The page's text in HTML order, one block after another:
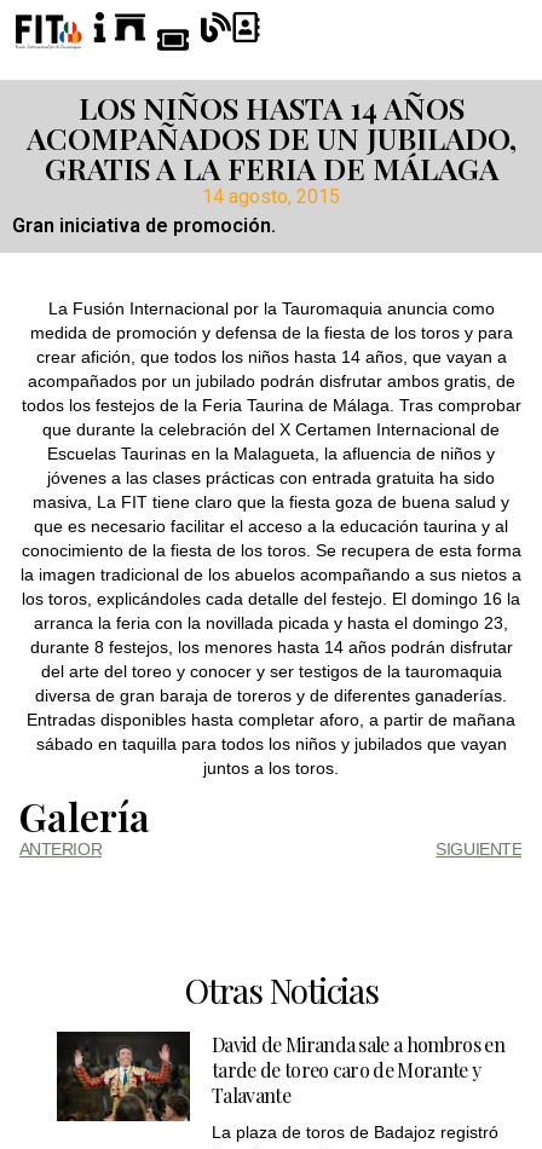
LOS NIÑOS HASTA 14 AÑOS
ACOMPAÑADOS DE UN JUBILADO,
GRATIS A LA FERIA DE MÁLAGA
14 agosto, 2015
Gran iniciativa de promoción.
La Fusión Internacional por la Tauromaquia anuncia como
medida de promoción y defensa de la fiesta de los toros y para
crear afición, que todos los niños hasta 14 años, que vayan a
acompañados por un jubilado podrán disfrutar ambos gratis, de
todos los festejos de la Feria Taurina de Málaga. Tras comprobar
que durante la celebración del X Certamen Internacional de
Escuelas Taurinas en la Malagueta, la afluencia de niños y
jóvenes a las clases prácticas con entrada gratuita ha sido
masiva, La FIT tiene claro que la fiesta goza de buena salud y
que es necesario facilitar el acceso a la educación taurina y al
conocimiento de la fiesta de los toros. Se recupera de esta forma
la imagen tradicional de los abuelos acompañando a sus nietos a
los toros, explicándoles cada detalle del festejo. El domingo 16 la
arranca la feria con la novillada picada y hasta el domingo 23,
durante 8 festejos, los menores hasta 14 años podrán disfrutar
del arte del toreo y conocer y ser testigos de la tauromaquia
diversa de gran baraja de toreros y de diferentes ganaderías.
Entradas disponibles hasta completar aforo, a partir de mañana
sábado en taquilla para todos los niños y jubilados que vayan
juntos a los toros.
Galería
ANTERIOR SIGUIENTE
Otras Noticias
David de Miranda sale a hombros en
tarde de toreo caro de Morante y
Talavante
La plaza de toros de Badajoz registró